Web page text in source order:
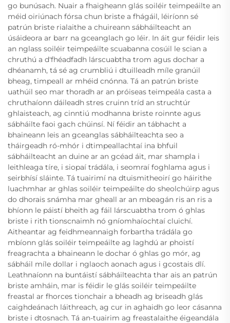
go bunúsach. Nuair a fhaigheann glás soiléir teimpeáilte an
méid oiriúnach fórsa chun briste a fhágáil, léiríonn sé
patrún briste rialaithe a chuireann sábháilteacht an
úsáideora ar barr na gceanglach go léir. In áit gur féidir leis
an nglass soiléir teimpeáilte scuabanna cosúil le scian a
chruthú a d'fhéadfadh lárscuabtha trom agus dochar a
dhéanamh, tá sé ag crumbliú i dtuilleadh míle granúil
bheag, timpeall ar mhéid cnónna. Tá an patrún briste
uathúil seo mar thoradh ar an próiseas teimpeála casta a
chruthaíonn dáileadh stres cruinn tríd an struchtúr
ghlaisteach, ag cinntiú modhanna briste roinnte agus
sábháilte faoi gach chúinsí. Ní féidir an tábhacht a
bhaineann leis an gceanglas sábháilteachta seo a
tháirgeadh ró-mhór i dtimpeallachtaí ina bhfuil
sábháilteacht an duine ar an gcéad áit, mar shampla i
leithleaga tíre, i siopaí trádála, i seomraí foghlama agus i
seirbhísí sláinte. Tá tuairimí na dtuismitheoirí go háirithe
luachmhar ar ghlas soiléir teimpeáilte do sheolchúirp agus
do dhorais snámha mar gheall ar an mbeagán ris an ris a
bhíonn le páistí bheith ag fáil lárscuabtha trom ó ghlas
briste i rith tionscnaimh nó gníomhaíochtaí cluichí.
Aitheantar ag feidhmeannaigh forbartha trádála go
mbíonn glás soiléir teimpeáilte ag laghdú ar phoistí
freagrachta a bhaineann le dochar ó ghlas go mór, ag
sábháil míle dollar i nglaoch aonach agus i gcostais dlí.
Leathnaíonn na buntáistí sábháilteachta thar ais an patrún
briste amháin, mar is féidir le glás soiléir teimpeáilte
freastal ar fhorces tionchair a bheadh ag briseadh glás
caighdeánach láithreach, ag cur in aghaidh go leor cásanna
briste i dtosnach. Tá an-tuairim ag freastalaithe éigeandála